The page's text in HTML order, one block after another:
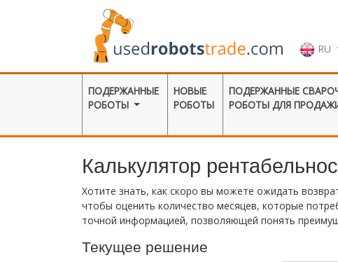
RU
ПОДЕРЖАННЫЕ
РОБОТЫ
НОВЫЕ
РОБОТЫ
ПОДЕРЖАННЫЕ
РОБОТЫ ДЛЯ
Калькулятор
Хотите знать, как скоро вы можете ожидать
чтобы оценить количество месяцев, которые
точной информацией, позволяющей понять
Текущее решение